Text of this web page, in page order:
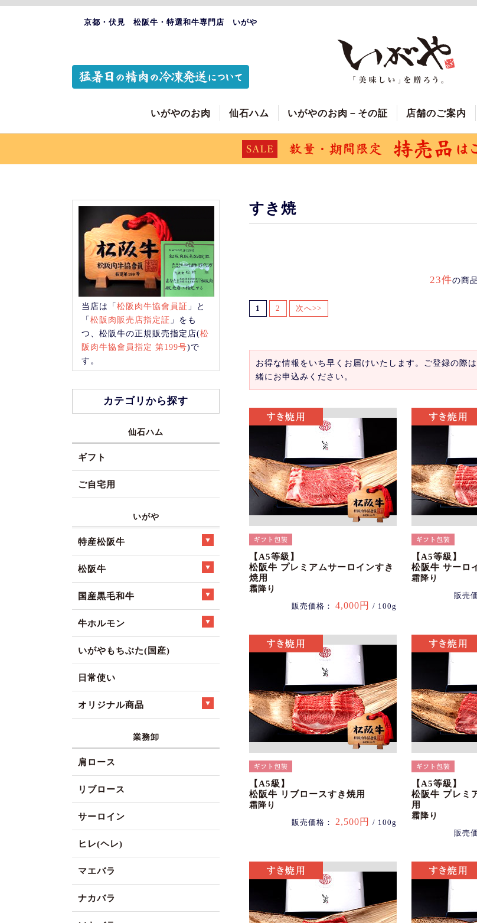
京都・伏見 松阪牛・特選和牛専門店 いがや
いがやのお肉 仙石ハム いがやのお肉－その証 店舗のご案内
すき焼
23件の商
1 2 次へ>>
お得な情報をいち早くお届けいたします。ご登録の際
緒にお申込みください。
【A5等級】
松阪牛 プレミアムサーロインすき
焼用
霜降り
販売価格： 4,000円 / 100g
【A5等級】
松阪牛 サーロ
霜降り
販売
【A5級】
松阪牛 リブロースすき焼用
霜降り
販売価格： 2,500円 / 100g
【A5等級】
松阪牛 プレミ
用
霜降り
販売
当店は「松阪肉牛協會員証 」と
「松阪肉販売店指定証 」をも
つ、松阪牛の正規販売指定店(松
阪肉牛協會員指定 第199号)で
す。
カテゴリから探す
仙石ハム
ギフト
ご自宅用
いがや
特産松阪牛
松阪牛
国産黒毛和牛
牛ホルモン
いがやもちぶた(国産)
日常使い
オリジナル商品
業務卸
肩ロース
リブロース
サーロイン
ヒレ(ヘレ)
マエバラ
ナカバラ